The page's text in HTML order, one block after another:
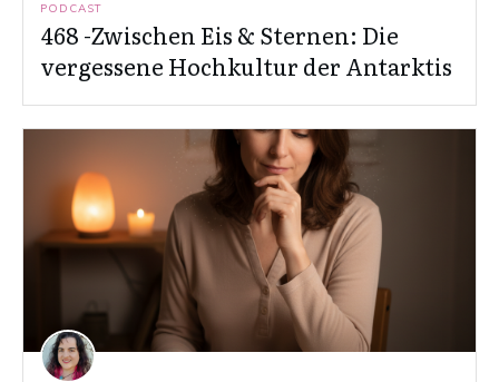
PODCAST
468 -Zwischen Eis & Sternen: Die
vergessene Hochkultur der Antarktis